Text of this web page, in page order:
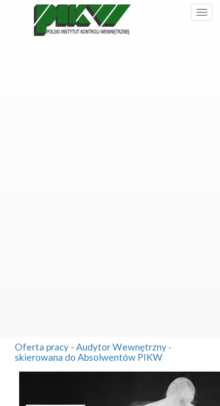
Oferta pracy - Audytor Wewnętrzny -
skierowana do Absolwentów PIKW